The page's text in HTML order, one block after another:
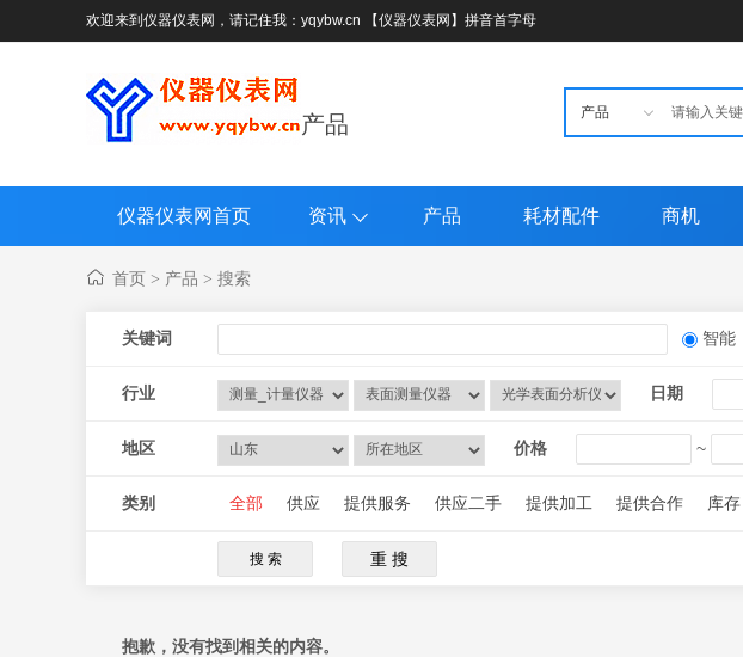
欢迎来到仪器仪表网，请记住我：yqybw.cn 【仪器仪表网】拼音首字母
产品
仪器仪表网首页 资讯 产品 耗材配件 商机
首页 > 产品 > 搜索
关键词 智能
行业 日期
地区 价格 ~
类别 全部 供应 提供服务 供应二手 提供加工 提供合作 库存
抱歉，没有找到相关的内容。